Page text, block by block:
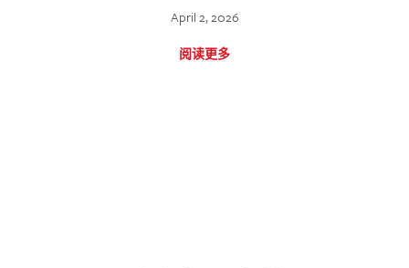
April 2, 2026
阅读更多